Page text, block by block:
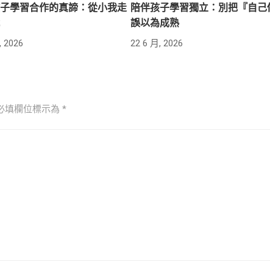
學習合作的真諦：從小我走
2026
陪伴孩子學習獨立：別把『自己
誤以為成熟
22 6 月, 2026
填欄位標示為 *